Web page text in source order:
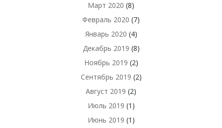
Март 2020 (8)
Февраль 2020 (7)
Январь 2020 (4)
Декабрь 2019 (8)
Ноябрь 2019 (2)
Сентябрь 2019 (2)
Август 2019 (2)
Июль 2019 (1)
Июнь 2019 (1)